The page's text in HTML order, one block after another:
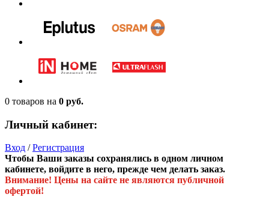
0 товаров на 0 руб.
Личный кабинет:
Вход /Регистрация
Чтобы Ваши заказы сохранялись в одном личном
кабинете, войдите в него, прежде чем делать заказ.
Внимание! Цены на сайте не являются публичной
офертой!